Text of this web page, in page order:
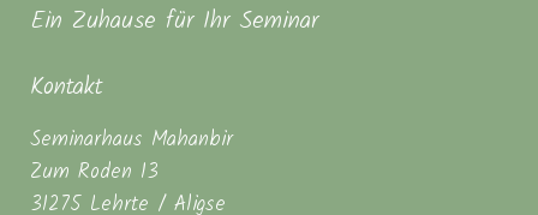
Ein Zuhause für Ihr Seminar
Kontakt
Seminarhaus Mahanbir
Zum Roden 13
31275 Lehrte / Aligse